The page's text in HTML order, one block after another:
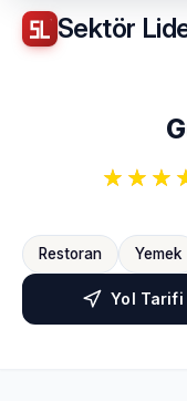
Sektör
Restoran Yemek
Yol Tarifi